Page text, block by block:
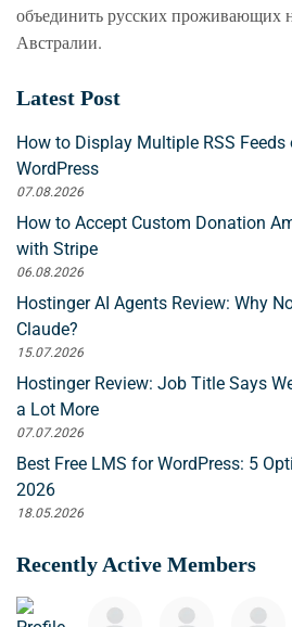
объединить русских проживающих
Австралии.
Latest Post
How to Display Multiple RSS Feeds
WordPress
07.08.2026
How to Accept Custom Donation
with Stripe
06.08.2026
Hostinger AI Agents Review: Why
Claude?
15.07.2026
Hostinger Review: Job Title Says
a Lot More
07.07.2026
Best Free LMS for WordPress: 5
2026
18.05.2026
Recently Active Members